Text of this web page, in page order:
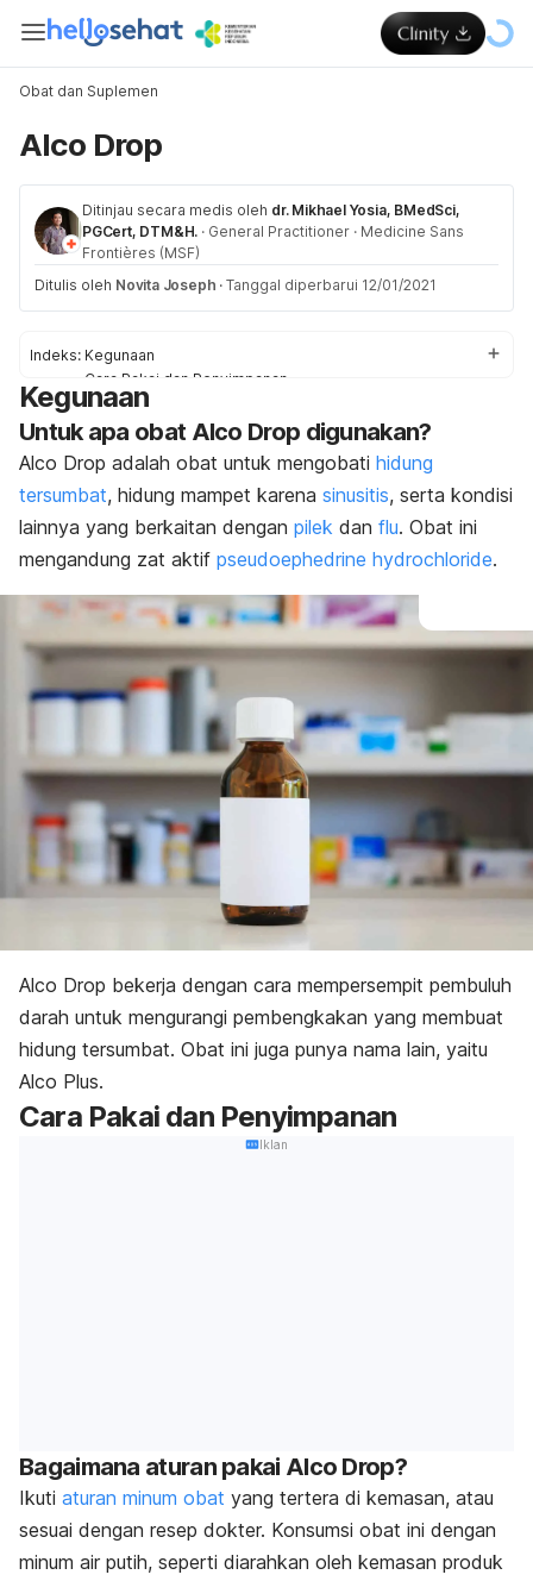
Obat dan Suplemen
Alco Drop
Ditinjau secara medis oleh dr. Mikhael Yosia, BMedSci,
PGCert, DTM&H. · General Practitioner · Medicine Sans
Frontières (MSF)
Ditulis oleh Novita Joseph · Tanggal diperbarui 12/01/2021
Indeks: Kegunaan
Cara Pakai dan Penyimpanan
Dosis
Efek Samping
Pencegahan dan Peringatan
Interaksi Obat
Overdosis
Kegunaan
Untuk apa obat Alco Drop digunakan?
Alco Drop adalah obat untuk mengobati hidung
tersumbat, hidung mampet karena sinusitis, serta kondisi
lainnya yang berkaitan dengan pilek dan flu. Obat ini
mengandung zat aktif pseudoephedrine hydrochloride.
Alco Drop bekerja dengan cara mempersempit pembuluh
darah untuk mengurangi pembengkakan yang membuat
hidung tersumbat. Obat ini juga punya nama lain, yaitu
Alco Plus.
Cara Pakai dan Penyimpanan
Iklan
Bagaimana aturan pakai Alco Drop?
Ikuti aturan minum obat yang tertera di kemasan, atau
sesuai dengan resep dokter. Konsumsi obat ini dengan
minum air putih, seperti diarahkan oleh kemasan produk